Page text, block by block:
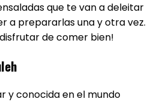
que te van a deleitar
a prepararlas una y otra vez.
de comer bien!
y conocida en el mundo